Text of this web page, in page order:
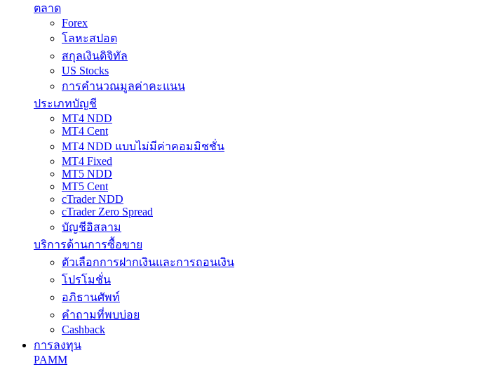
ตลาด
Forex
โลหะสปอต
สกุลเงินดิจิทัล
US Stocks
การคำนวณมูลค่าคะแนน
ประเภทบัญชี
MT4 NDD
MT4 Cent
MT4 NDD แบบไม่มีค่าคอมมิชชั่น
MT4 Fixed
MT5 NDD
MT5 Cent
cTrader NDD
cTrader Zero Spread
บัญชีอิสลาม
บริการด้านการซื้อขาย
ตัวเลือกการฝากเงินและการถอนเงิน
โปรโมชั่น
อภิธานศัพท์
คำถามที่พบบ่อย
Cashback
การลงทุน
PAMM